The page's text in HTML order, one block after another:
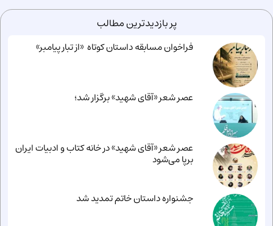
پر بازدیدترین مطالب
فراخوان مسابقه داستان کوتاه «از تبار پیامبر»
عصر شعر «آقای شهید» برگزار شد؛
عصر شعر «آقای شهید» در خانه کتاب و ادبیات ایران
برپا می‌شود
جشنواره داستان خاتم تمدید شد